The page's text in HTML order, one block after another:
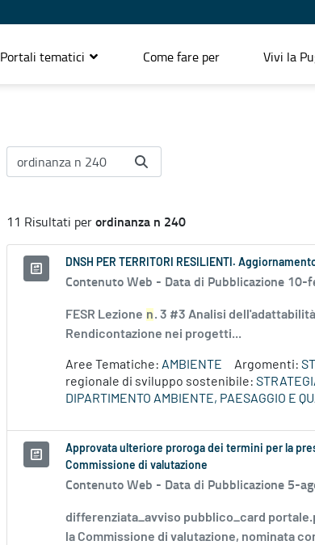
Portali tematici Come fare per Vivi la
11 Risultati perordinanza n 240
DNSH PER TERRITORI RESILIENTI.
Contenuto Web - Data di Pubblicazione 10-
FESR Lezione n. 3 #3 Analisi
Rendicontazione nei progetti...
Aree Tematiche: AMBIENTE Argomenti:
regionale di sviluppo sostenibile:
DIPARTIMENTO AMBIENTE, PAESAGGIO E
Approvata ulteriore proroga dei termini per la
Commissione di valutazione
Contenuto Web - Data di Pubblicazione 5-
differenziata_avviso pubblico_card
la Commissione di valutazione, nominata